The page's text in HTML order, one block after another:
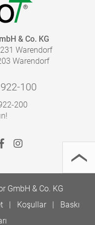
veya yarıklı
için
& Co. KG
Warendorf
Warendorf
922-100
200
GmbH & Co. KG
Koşullar
Baskı